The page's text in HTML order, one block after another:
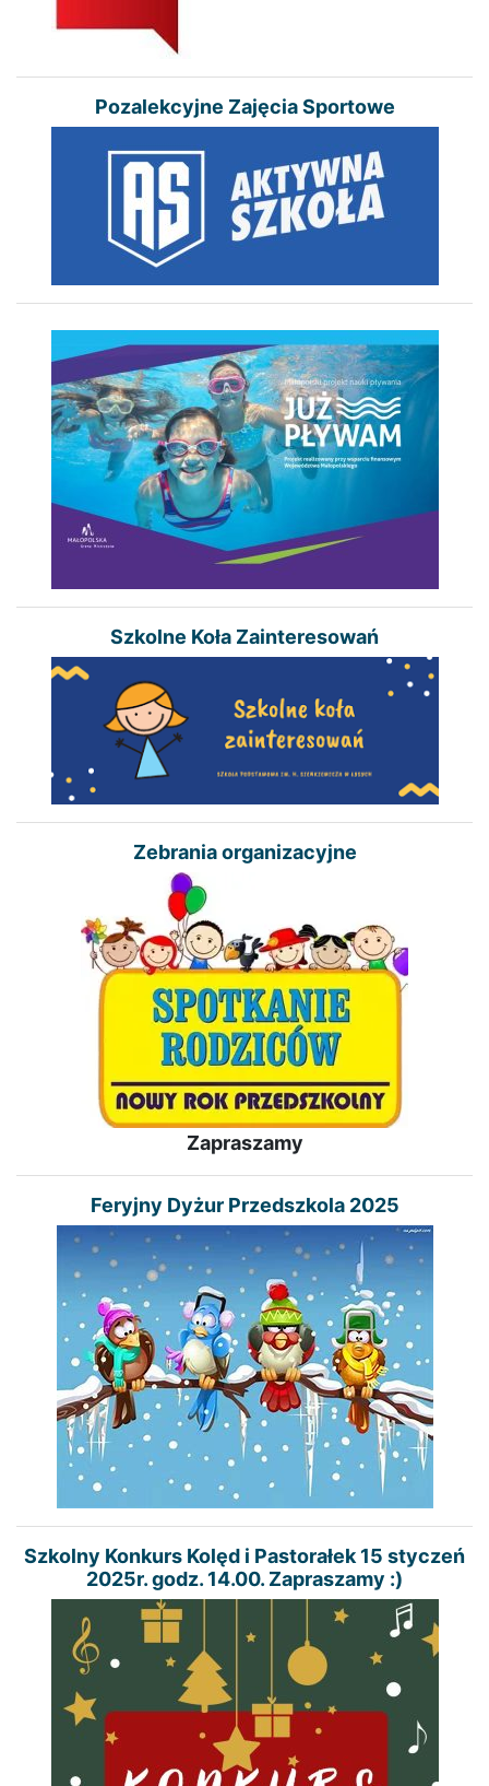
Pozalekcyjne Zajęcia Sportowe
Szkolne Koła Zainteresowań
Zebrania organizacyjne
Zapraszamy
Feryjny Dyżur Przedszkola 2025
Szkolny Konkurs Kolęd i Pastorałek 15 styczeń
2025r. godz. 14.00. Zapraszamy :)